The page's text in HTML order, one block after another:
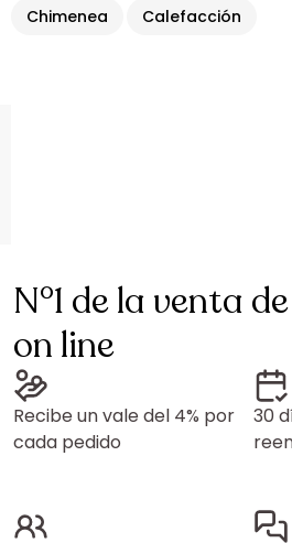
Chimenea Calefacción
N°1 de la venta
on line
Recibe un vale del 4% por
cada pedido
30